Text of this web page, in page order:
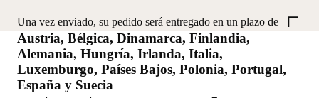
Una vez enviado, su pedido será entregado en un plazo de
Austria, Bélgica, Dinamarca, Finlandia,
Alemania, Hungría, Irlanda, Italia,
Luxemburgo, Países Bajos, Polonia, Portugal,
España y Suecia